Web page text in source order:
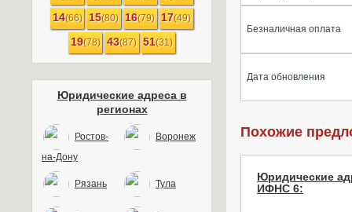
14(66) 15(80) 16(79) 17(49)
19(78) 43(87) 51(31)
Юридические адреса в
регионах
Ростов-
на-Дону
Воронеж
Рязань Тула
Безналичная оплата
Дата обновления
Похожие
Юридические
ИФНС 6: